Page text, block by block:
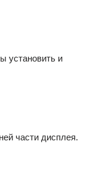
установить и
части дисплея.